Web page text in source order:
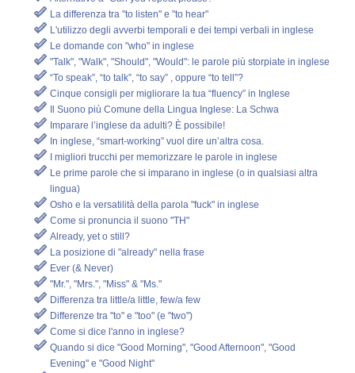
La differenza tra "to listen" e "to hear"
L'utilizzo degli avverbi temporali e dei tempi verbali in inglese
Le domande con "who" in inglese
"Talk", "Walk", "Should", "Would": le parole più storpiate in inglese
“To speak”, “to talk”, “to say” , oppure “to tell”?
Cinque consigli per migliorare la tua “fluency” in Inglese
Il Suono più Comune della Lingua Inglese: La Schwa
Imparare l’inglese da adulti? È possibile!
In inglese, “smart-working” vuol dire un’altra cosa.
I migliori trucchi per memorizzare le parole in inglese
Le prime parole che si imparano in inglese (o in qualsiasi altra
lingua)
Osho e la versatilità della parola "fuck" in inglese
Come si pronuncia il suono "TH"
Already, yet o still?
La posizione di "already" nella frase
Ever (& Never)
"Mr.", "Mrs.", "Miss" & "Ms."
Differenza tra little/a little, few/a few
Differenze tra "to" e "too" (e "two")
Come si dice l'anno in inglese?
Quando si dice "Good Morning", "Good Afternoon", "Good
Evening" e "Good Night"